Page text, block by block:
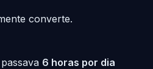
converte.
6 horas por dia